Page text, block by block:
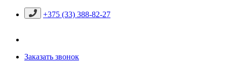
+375 (33) 388-82-27
Заказать звонок